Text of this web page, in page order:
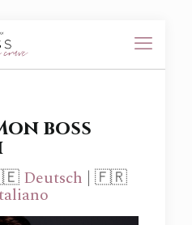
boss
Deutsch | 🇫🇷